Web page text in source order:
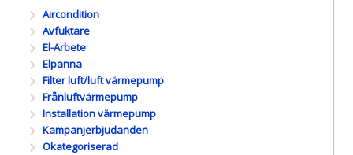
Aircondition
Avfuktare
El-Arbete
Elpanna
Filter luft/luft värmepump
Frånluftvärmepump
Installation värmepump
Kampanjerbjudanden
Okategoriserad